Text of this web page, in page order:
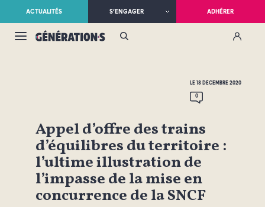
ACTUALITÉS S’ENGAGER ADHÉRER
LE 18 DÉCEMBRE 2020
0
Appel d’offre des trains
d’équilibres du territoire :
l’ultime illustration de
l’impasse de la mise en
concurrence de la SNCF